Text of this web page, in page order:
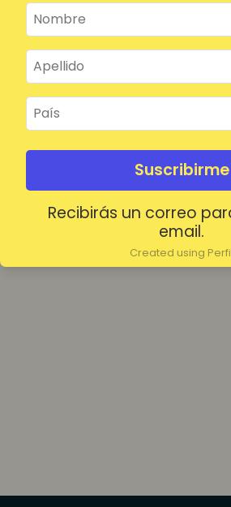
Suscribirme
Recibirás un correo
email.
Created using
Mantenerme conectado
Acceder